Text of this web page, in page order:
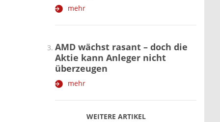
WEITERE ARTIKEL
zurückweiter
mehr
AMD wächst rasant – doch die
Aktie kann Anleger nicht
überzeugen
mehr